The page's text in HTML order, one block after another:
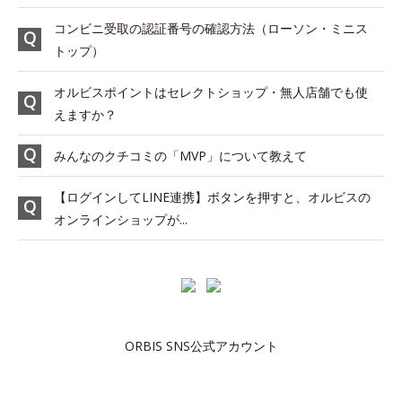
コンビニ受取の認証番号の確認方法（ローソン・ミニス
トップ）
オルビスポイントはセレクトショップ・無人店舗でも使
えますか？
みんなのクチコミの「MVP」について教えて
【ログインしてLINE連携】ボタンを押すと、オルビスの
オンラインショップが...
ORBIS SNS公式アカウント